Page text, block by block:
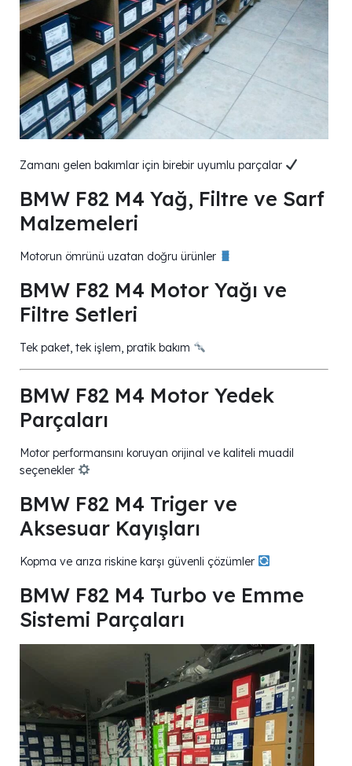
Zamanı gelen bakımlar için birebir uyumlu parçalar
BMW F82 M4 Yağ, Filtre ve Sarf
Malzemeleri
Motorun ömrünü uzatan doğru ürünler
BMW F82 M4 Motor Yağı ve
Filtre Setleri
Tek paket, tek işlem, pratik bakım
BMW F82 M4 Motor Yedek
Parçaları
Motor performansını koruyan orijinal ve kaliteli muadil
seçenekler
BMW F82 M4 Triger ve
Aksesuar Kayışları
Kopma ve arıza riskine karşı güvenli çözümler
BMW F82 M4 Turbo ve Emme
Sistemi Parçaları